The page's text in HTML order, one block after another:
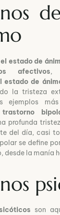
estado de
afectivos,
estado de
la tristeza
ejemplos
trastorno
profunda
del día, casi
se define
desde la manía
son